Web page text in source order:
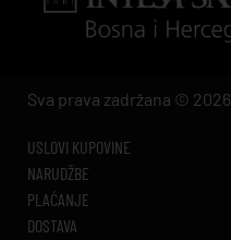
Sva prava zadržana © 2026
USLOVI KUPOVINE
NARUDŽBE
PLAĆANJE
DOSTAVA